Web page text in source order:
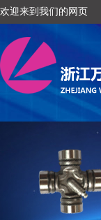
欢迎来到我们的网页